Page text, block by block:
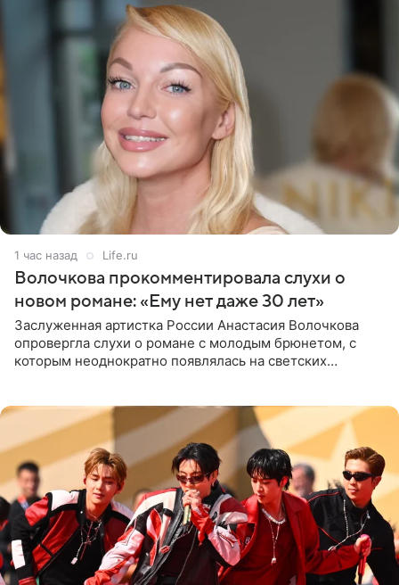
1 час назад Life.ru
Волочкова прокомментировала слухи о
новом романе: «Ему нет даже 30 лет»
Заслуженная артистка России Анастасия Волочкова
опровергла слухи о романе с молодым брюнетом, с
которым неоднократно появлялась на светских